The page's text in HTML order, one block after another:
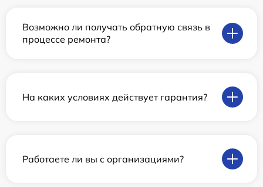
Возможно ли получать обратную связь в
процессе ремонта?
На каких условиях действует гарантия?
Работаете ли вы с организациями?